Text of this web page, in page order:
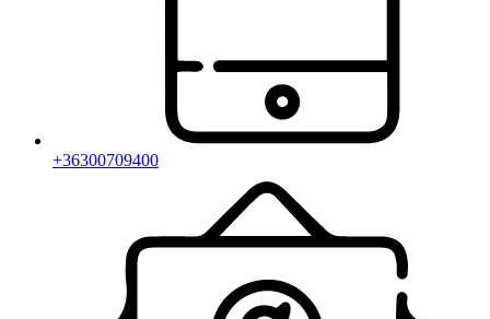
+36300709400